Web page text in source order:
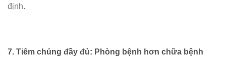
định.
7. Tiêm chủng đầy đủ: Phòng bệnh hơn chữa bệnh